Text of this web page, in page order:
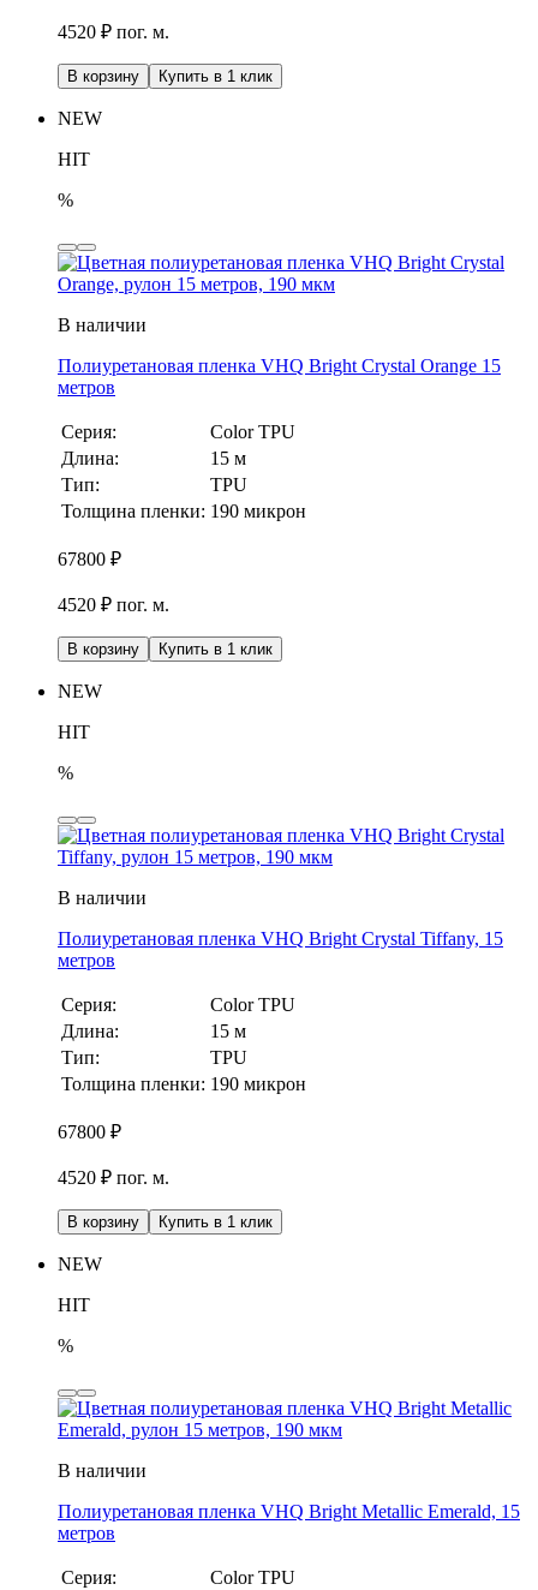
4520 ₽ пог. м.
В корзину Купить в 1 клик
NEW
HIT
%
В наличии
Полиуретановая пленка VHQ Bright Crystal Orange 15
метров
Серия:
Color TPU
Длина:
15 м
Тип:
TPU
Толщина пленки: 190 микрон
67800 ₽
4520 ₽ пог. м.
В корзину Купить в 1 клик
NEW
HIT
%
В наличии
Полиуретановая пленка VHQ Bright Crystal Tiffany, 15
метров
Серия:
Color TPU
Длина:
15 м
Тип:
TPU
Толщина пленки: 190 микрон
67800 ₽
4520 ₽ пог. м.
В корзину Купить в 1 клик
NEW
HIT
%
В наличии
Полиуретановая пленка VHQ Bright Metallic Emerald, 15
метров
Серия: Color TPU